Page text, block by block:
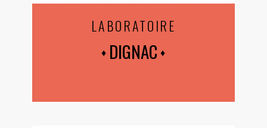
LABORATOIRE
DIGNAC